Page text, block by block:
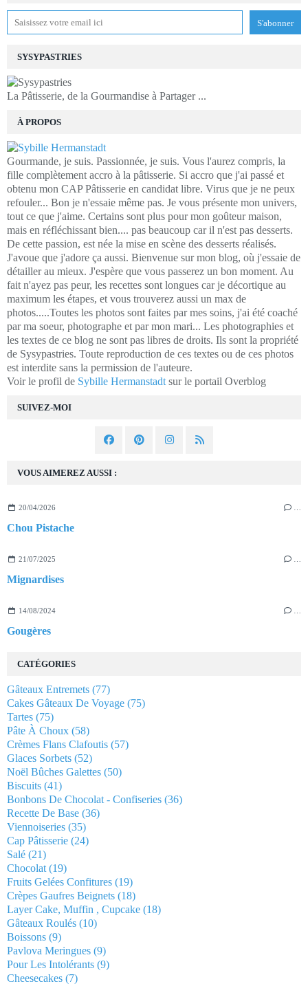
SUIVEZ-MOI
SYSYPASTRIES
La Pâtisserie, de la Gourmandise à Partager ...
À PROPOS
Gourmande, je suis. Passionnée, je suis. Vous l'aurez compris, la
fille complètement accro à la pâtisserie. Si accro que j'ai passé et
obtenu mon CAP Pâtisserie en candidat libre. Virus que je ne peux
refouler... Bon je n'essaie même pas. Je vous présente mon univers,
tout ce que j'aime. Certains sont plus pour mon goûteur maison,
mais en réfléchissant bien.... pas beaucoup car il n'est pas desserts.
De cette passion, est née la mise en scène des desserts réalisés.
J'avoue que j'adore ça aussi. Bienvenue sur mon blog, où j'essaie de
détailler au mieux. J'espère que vous passerez un bon moment. Au
fait n'ayez pas peur, les recettes sont longues car je décortique au
maximum les étapes, et vous trouverez aussi un max de
photos.....Toutes les photos sont faites par mes soins, j'ai été coaché
par ma soeur, photographe et par mon mari... Les photographies et
les textes de ce blog ne sont pas libres de droits. Ils sont la propriété
de Sysypastries. Toute reproduction de ces textes ou de ces photos
est interdite sans la permission de l'auteure.
Voir le profil de Sybille Hermanstadt sur le portail Overblog
VOUS AIMEREZ AUSSI :
20/04/2026
Chou Pistache
21/07/2025
Mignardises
14/08/2024
Gougères
CATÉGORIES
Gâteaux Entremets (77)
Cakes Gâteaux De Voyage (75)
Tartes (75)
Pâte À Choux (58)
Crèmes Flans Clafoutis (57)
Glaces Sorbets (52)
Noël Bûches Galettes (50)
Biscuits (41)
Bonbons De Chocolat - Confiseries (36)
Recette De Base (36)
Viennoiseries (35)
Cap Pâtisserie (24)
Salé (21)
Chocolat (19)
Fruits Gelées Confitures (19)
Crèpes Gaufres Beignets (18)
Layer Cake, Muffin , Cupcake (18)
Gâteaux Roulés (10)
Boissons (9)
Pavlova Meringues (9)
Pour Les Intolérants (9)
Cheesecakes (7)